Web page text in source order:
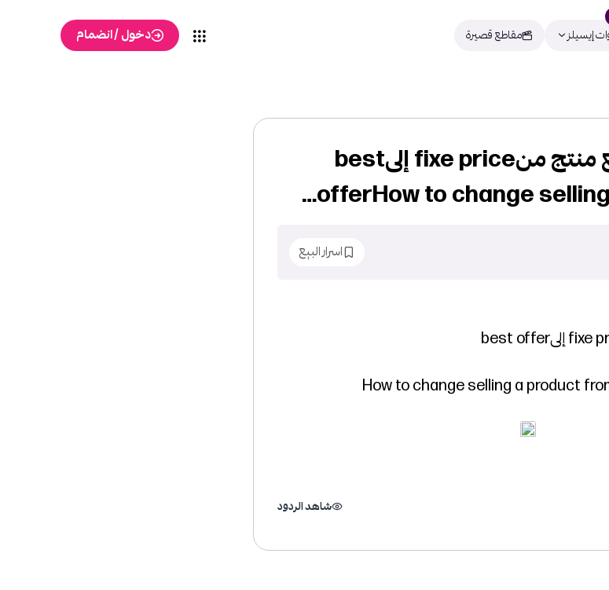
إيسيلز
مقاطع قصيرة
دخول / انضمام
How to change selling a product
سلامكيفية تغيير بيع منتج منfixe price إلىbest
offerHow to change
اسرار البيع
شاهد الردود